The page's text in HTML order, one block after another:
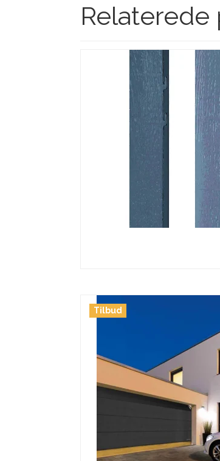
Tilbud